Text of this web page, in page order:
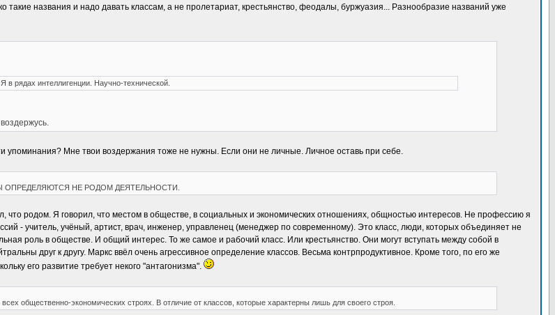
такие названия и надо давать классам, а не пролетариат, крестьянство, феодалы, буржуазия... Разнообразие названий уже
в рядах интеллигенции. Научно-технической.
упоминания? Мне твои воздержания тоже не нужны. Если они не личные. Личное оставь при себе.
ОПРЕДЕЛЯЮТСЯ НЕ РОДОМ ДЕЯТЕЛЬНОСТИ.
что родом. Я говорил, что местом в обществе, в социальных и экономических отношениях, общностью интересов. Не профессию я
- учитель, учёный, артист, врач, инженер, управленец (менеджер по современному). Это класс, люди, которых объединяет не
роль в обществе. И общий интерес. То же самое и рабочий класс. Или крестьянство. Они могут вступать между собой в
друг к другу. Маркс ввёл очень агрессивное определение классов. Весьма контрпродуктивное. Кроме того, по его же
его развитие требует некого "антагонизма".
общественно-экономических строях. В отличие от классов, которые характерны лишь для своего строя.